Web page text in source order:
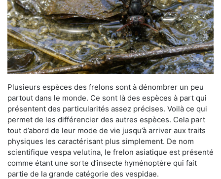
Plusieurs espèces des frelons sont à dénombrer un peu
partout dans le monde. Ce sont là des espèces à part qui
présentent des particularités assez précises. Voilà ce qui
permet de les différencier des autres espèces. Cela part
tout d’abord de leur mode de vie jusqu’à arriver aux traits
physiques les caractérisant plus simplement. De nom
scientifique vespa velutina, le frelon asiatique est présenté
comme étant une sorte d’insecte hyménoptère qui fait
partie de la grande catégorie des vespidae.